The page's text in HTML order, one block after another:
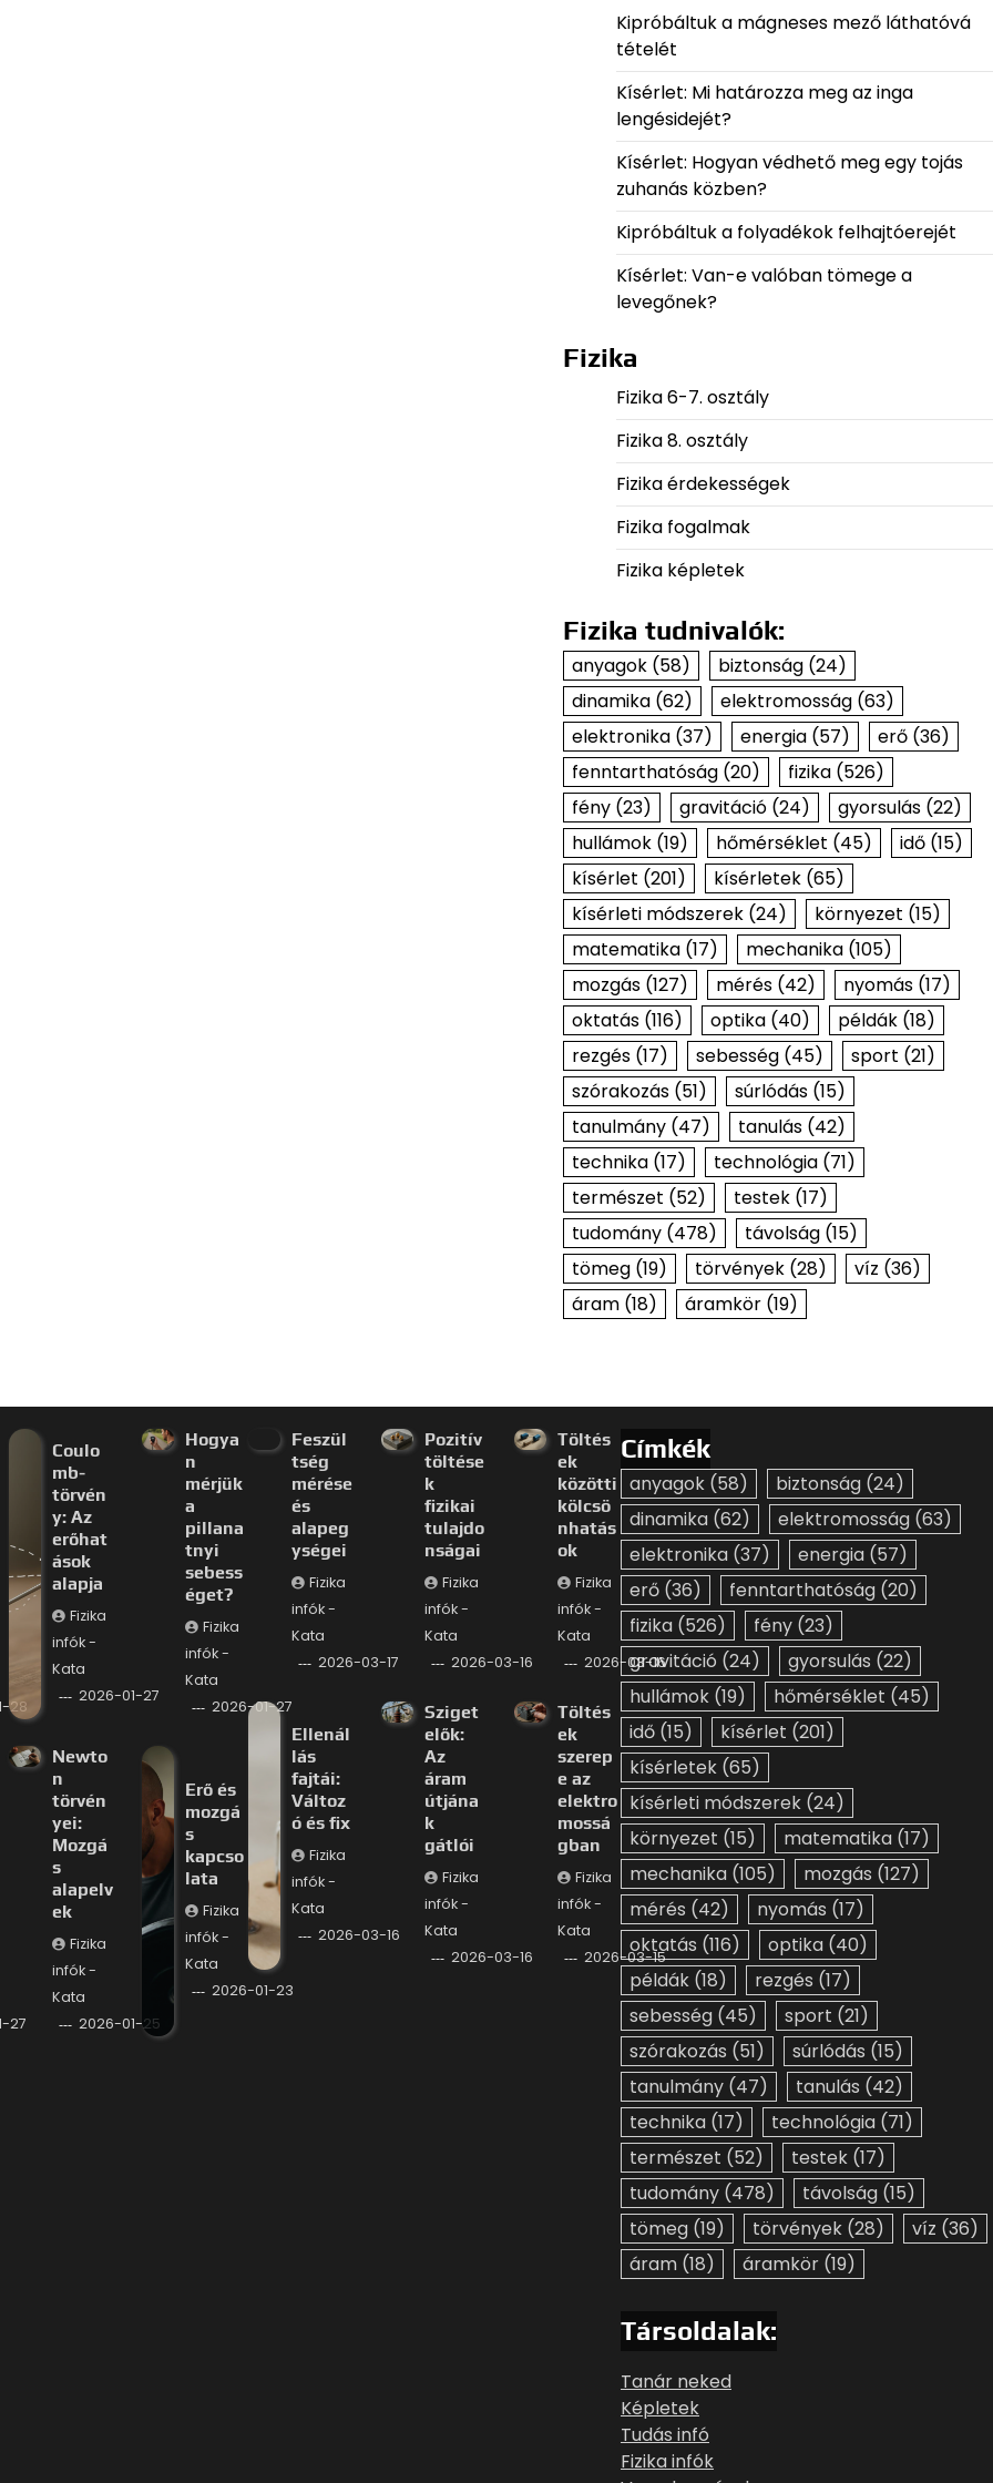
Kipróbáltuk a mágneses mező láthatóvá
tételét
Kísérlet: Mi határozza meg az inga
lengésidejét?
Kísérlet: Hogyan védhető meg egy tojás
zuhanás közben?
Kipróbáltuk a folyadékok felhajtóerejét
Kísérlet: Van-e valóban tömege a
levegőnek?
Fizika
Fizika 6-7. osztály
Fizika 8. osztály
Fizika érdekességek
Fizika fogalmak
Fizika képletek
Fizika tudnivalók:
anyagok(58) biztonság(24)
dinamika(62) elektromosság(63)
elektronika(37) energia(57) erő(36)
fenntarthatóság(20) fizika(526)
fény(23) gravitáció(24) gyorsulás(22)
hullámok(19) hőmérséklet (45) idő(15)
kísérlet (201) kísérletek(65)
kísérleti módszerek(24) környezet (15)
matematika(17) mechanika(105)
mozgás(127) mérés(42) nyomás(17)
oktatás(116) optika(40) példák(18)
rezgés(17) sebesség(45) sport (21)
szórakozás(51) súrlódás(15)
tanulmány(47) tanulás(42)
technika(17) technológia(71)
természet (52) testek(17)
tudomány(478) távolság(15)
tömeg(19) törvények(28) víz (36)
áram(18) áramkör(19)
28
Coulo
mb-
törvén
y: Az
erőhat
ások
alapja
Fizika
infók -
Kata
2026-01-27
Hogya
n
mérjük
a
pillana
tnyi
sebess
éget?
Fizika
infók -
Kata
2026-01-27
27
Newto
n
törvén
yei:
Mozgá
s
alapelv
ek
Fizika
infók -
Kata
2026-01-25
Erő és
mozgá
s
kapcso
lata
Fizika
infók -
Kata
2026-01-23
Feszül
tség
mérése
és
alapeg
ységei
Fizika
infók -
Kata
2026-03-17
Pozitív
töltése
k
fizikai
tulajdo
nságai
Fizika
infók -
Kata
2026-03-16
Töltés
ek
közötti
kölcsö
nhatás
ok
Fizika
infók -
Kata
2026-03-16
Ellenál
lás
fajtái:
Változ
ó és fix
Fizika
infók -
Kata
2026-03-16
Sziget
elők:
Az
áram
útjána
k
gátlói
Fizika
infók -
Kata
2026-03-16
Töltés
ek
szerep
e az
elektro
mossá
gban
Fizika
infók -
Kata
2026-03-15
Címkék
anyagok (58) biztonság (24)
dinamika (62) elektromosság (63)
elektronika (37) energia (57)
erő (36) fenntarthatóság (20)
fizika (526) fény (23)
gravitáció (24) gyorsulás (22)
hullámok (19) hőmérséklet (45)
idő (15) kísérlet (201)
kísérletek (65)
kísérleti módszerek (24)
környezet (15) matematika (17)
mechanika (105) mozgás (127)
mérés (42) nyomás (17)
oktatás (116) optika (40)
példák (18) rezgés (17)
sebesség (45) sport (21)
szórakozás (51) súrlódás (15)
tanulmány (47) tanulás (42)
technika (17) technológia (71)
természet (52) testek (17)
tudomány (478) távolság (15)
tömeg (19) törvények (28) víz (36)
áram (18) áramkör (19)
Társoldalak:
Tanár neked
Képletek
Tudás infó
Fizika infók